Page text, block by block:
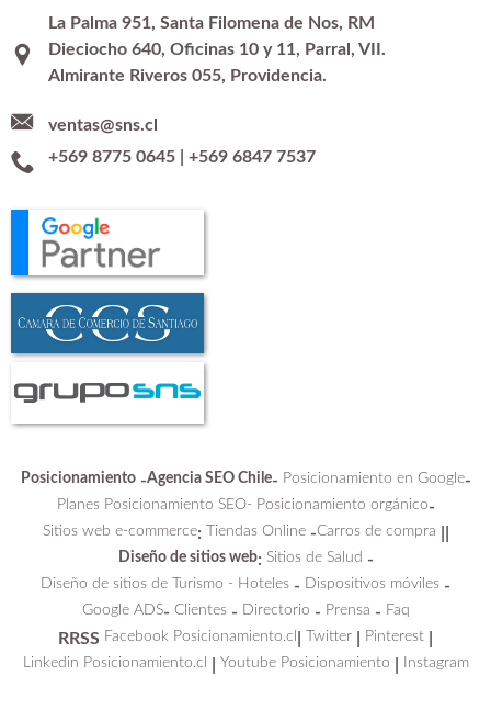
La Palma 951, Santa Filomena de Nos, RM
Dieciocho 640, Oficinas 10 y 11, Parral, VII.
Almirante Riveros 055, Providencia.
ventas@sns.cl
+569 8775 0645| +569 6847 7537
Posicionamiento-Agencia SEO Chile- Posicionamiento en Google-
Planes Posicionamiento SEO- Posicionamiento orgánico-
Sitios web e-commerce: Tiendas Online-Carros de compra
Diseño de sitios web: Sitios de Salud -
Diseño de sitios de Turismo - Hoteles - Dispositivos móviles -
Google ADS- Clientes- Directorio - Prensa - Faq
RRSS Facebook Posicionamiento.cl Twitter Pinterest
Linkedin Posicionamiento.cl Youtube Posicionamiento Instagram